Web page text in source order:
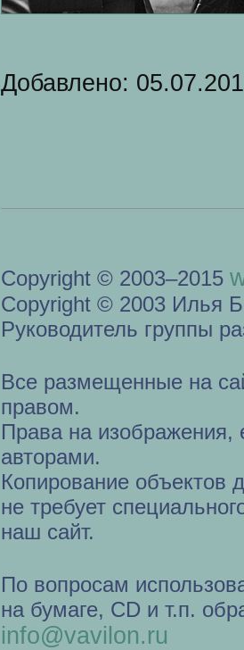
Добавлено:
Copyright © 2003–2015
Copyright © 2003 Илья
Руководитель группы
Все размещенные на
правом.
Права на изображения,
авторами.
Копирование объектов
не требует
наш сайт.
По вопросам
на бумаге, CD и т.п.
info@vavilon.ru